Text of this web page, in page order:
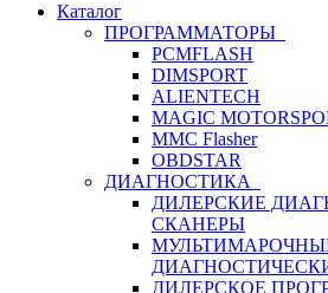
Каталог
ПРОГРАММАТОРЫ
PCMFLASH
DIMSPORT
ALIENTECH
MAGIC
MMC Flasher
OBDSTAR
ДИАГНОСТИКА
ДИЛЕРСКИЕ
СКАНЕРЫ
ДИЛЕРСКОЕ